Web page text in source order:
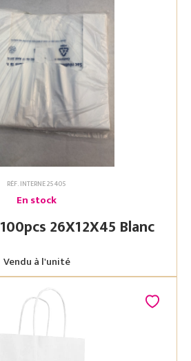
RÉF. INTERNE 25405
En stock
Sac Bretelle 100pcs 26X12X45 Blanc
Vendu à l'unité